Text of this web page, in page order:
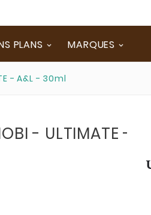
PLANS MARQUES
- A&L - 30ml
- ULTIMATE -